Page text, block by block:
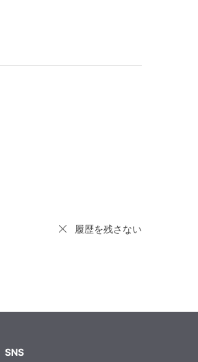
履歴を残さない
SNS